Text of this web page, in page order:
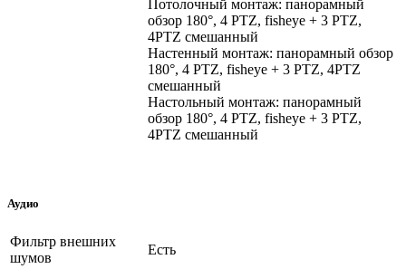
Потолочный монтаж: панорамный
обзор 180°, 4 PTZ, fisheye + 3 PTZ,
4PTZ смешанный
Настенный монтаж: панорамный обзор
180°, 4 PTZ, fisheye + 3 PTZ, 4PTZ
смешанный
Настольный монтаж: панорамный
обзор 180°, 4 PTZ, fisheye + 3 PTZ,
4PTZ смешанный
Аудио
Фильтр внешних
шумов
Есть